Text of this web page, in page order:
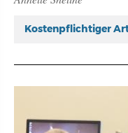
Kostenpflichtiger